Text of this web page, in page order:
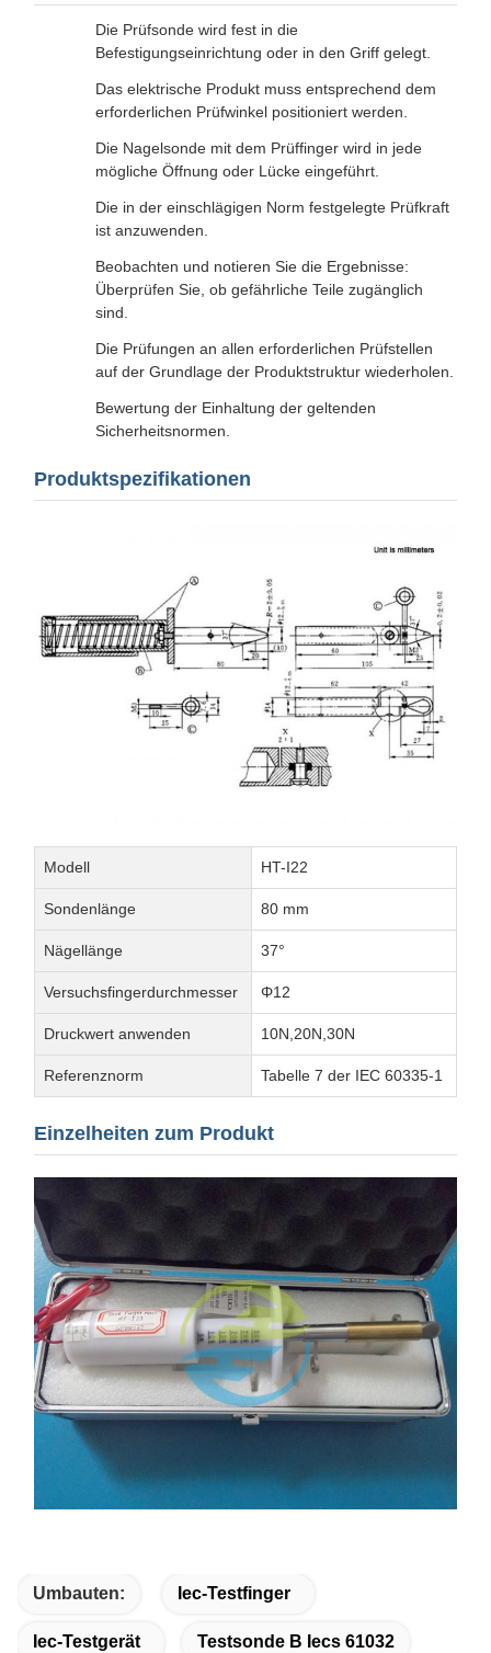
Die Prüfsonde wird fest in die
Befestigungseinrichtung oder in den Griff gelegt.
Das elektrische Produkt muss entsprechend dem
erforderlichen Prüfwinkel positioniert werden.
Die Nagelsonde mit dem Prüffinger wird in jede
mögliche Öffnung oder Lücke eingeführt.
Die in der einschlägigen Norm festgelegte Prüfkraft
ist anzuwenden.
Beobachten und notieren Sie die Ergebnisse:
Überprüfen Sie, ob gefährliche Teile zugänglich
sind.
Die Prüfungen an allen erforderlichen Prüfstellen
auf der Grundlage der Produktstruktur wiederholen.
Bewertung der Einhaltung der geltenden
Sicherheitsnormen.
Produktspezifikationen
Modell HT-I22
Sondenlänge 80 mm
Nägellänge 37°
Versuchsfingerdurchmesser Φ12
Druckwert anwenden 10N,20N,30N
Referenznorm Tabelle 7 der IEC 60335-1
Einzelheiten zum Produkt
Umbauten: Iec-Testfinger
Iec-Testgerät Testsonde B Iecs 61032